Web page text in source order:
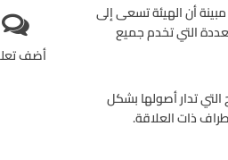
أضف
أن الهيئة تسعى إلى
التي تخدم جميع
تدار أصولها بشكل
ذات العلاقة.